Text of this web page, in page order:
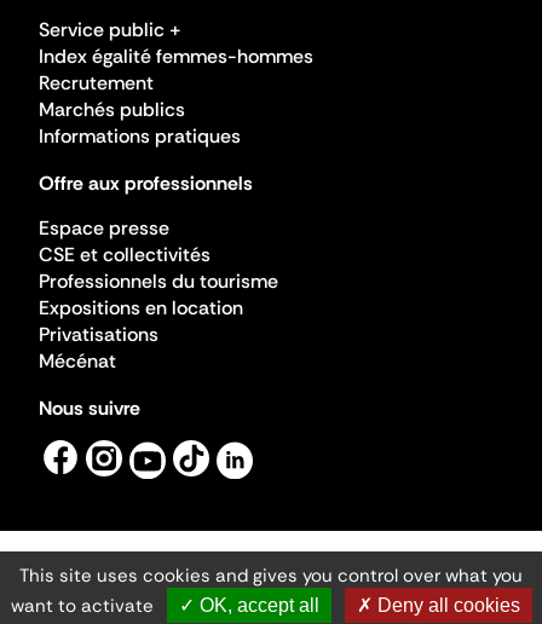
Service public +
Index égalité femmes-hommes
Recrutement
Marchés publics
Informations pratiques
Offre aux professionnels
Espace presse
CSE et collectivités
Professionnels du tourisme
Expositions en location
Privatisations
Mécénat
Nous suivre
Mentions légales
Gestion des cookies
Accessibilité numérique
This site uses cookies and gives you control over what you
want to activate
✓ OK, accept all ✗ Deny all cookies